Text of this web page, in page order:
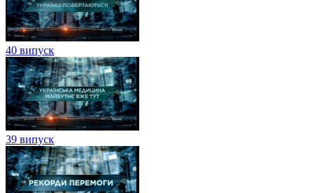
40 випуск
39 випуск